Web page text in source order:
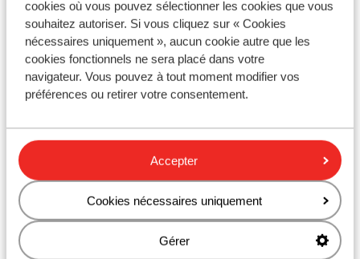
cookies où vous pouvez sélectionner les cookies que vous
souhaitez autoriser. Si vous cliquez sur « Cookies
nécessaires uniquement », aucun cookie autre que les
cookies fonctionnels ne sera placé dans votre
navigateur. Vous pouvez à tout moment modifier vos
préférences ou retirer votre consentement.
Accepter
Cookies nécessaires uniquement
Gérer
Appartements Erietta
Lesante Blu – The Leading Hotels of the World -
adults only
Contessina Suites & Spa - réservé aux adultes
Isola Concept
Agave Boutique Hôtel